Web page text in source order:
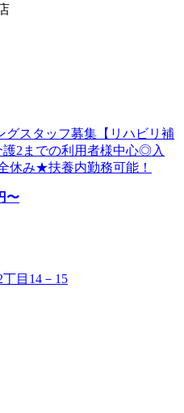
スタッフ募集【リハビリ補
2までの利用者様中心◎入
休み★扶養内勤務可能！
〜
目14－15